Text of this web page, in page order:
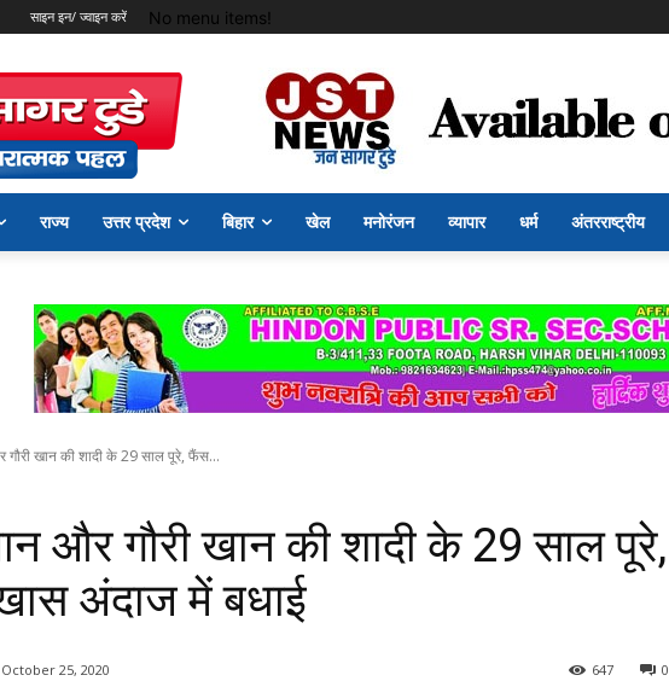
साइन इन/ ज्वाइन करें No menu items!
राज्य उत्तर प्रदेश बिहार खेल मनोरंजन व्यापार धर्म अंतरराष्ट्रीय
खान की शादी के 29 साल पूरे, फैंस...
और गौरी खान की शादी के 29 साल पूरे,
अंदाज में बधाई
October 25, 2020 0
647